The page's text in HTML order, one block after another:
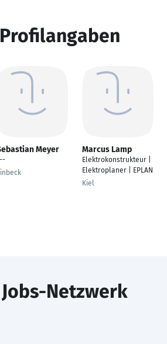
Meyer Marcus Lamp
Elektrokonstrukteur |
Elektroplaner | EPLAN
Kiel
Jobs-Netzwerk